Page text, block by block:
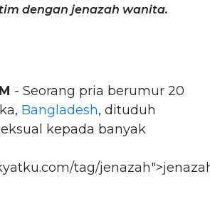
dengan jenazah wanita.
- Seorang pria berumur 20
Bangladesh, dituduh
kepada banyak
tag/